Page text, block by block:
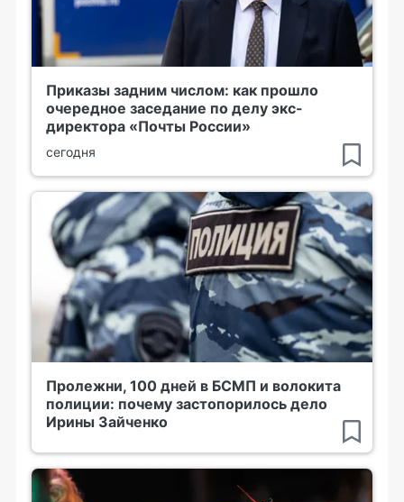
Приказы задним числом: как прошло
очередное заседание по делу экс-
директора «Почты России»
сегодня
Пролежни, 100 дней в БСМП и волокита
полиции: почему застопорилось дело
Ирины Зайченко